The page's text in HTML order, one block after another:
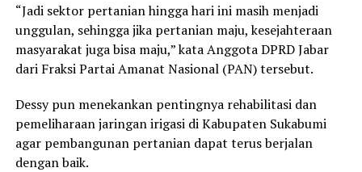
“Jadi sektor pertanian hingga hari ini masih menjadi
unggulan, sehingga jika pertanian maju, kesejahteraan
masyarakat juga bisa maju,” kata Anggota DPRD Jabar
dari Fraksi Partai Amanat Nasional (PAN) tersebut.
Dessy pun menekankan pentingnya rehabilitasi dan
pemeliharaan jaringan irigasi di Kabupaten Sukabumi
agar pembangunan pertanian dapat terus berjalan
dengan baik.